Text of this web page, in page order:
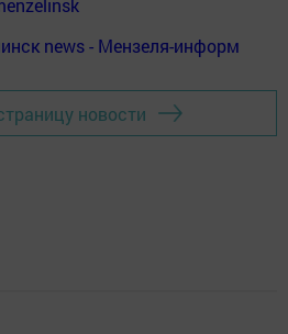
news - Мензеля-информ
новости